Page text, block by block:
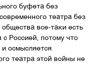
буфета без
театра без
все-таки есть
Россией, потому что
осмысляется
театра этой войны не